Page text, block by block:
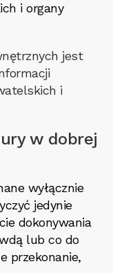
i organy
jest
i
w dobrej
wyłącznie
jedynie
dokonywania
lub co do
przekonanie,